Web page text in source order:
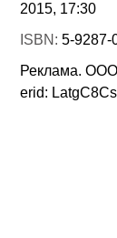
2015, 17:30
ISBN:5-9287-
Реклама.
erid: